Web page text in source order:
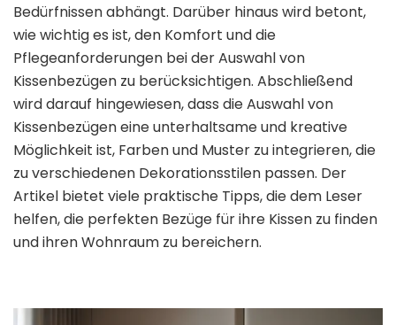
Bedürfnissen abhängt. Darüber hinaus wird betont,
wie wichtig es ist, den Komfort und die
Pflegeanforderungen bei der Auswahl von
Kissenbezügen zu berücksichtigen. Abschließend
wird darauf hingewiesen, dass die Auswahl von
Kissenbezügen eine unterhaltsame und kreative
Möglichkeit ist, Farben und Muster zu integrieren, die
zu verschiedenen Dekorationsstilen passen. Der
Artikel bietet viele praktische Tipps, die dem Leser
helfen, die perfekten Bezüge für ihre Kissen zu finden
und ihren Wohnraum zu bereichern.